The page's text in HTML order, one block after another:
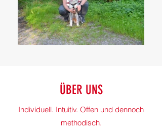
ÜBER UNS
Individuell. Intuitiv. Offen und dennoch
methodisch.